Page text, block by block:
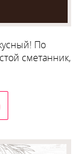
По
сметанник,